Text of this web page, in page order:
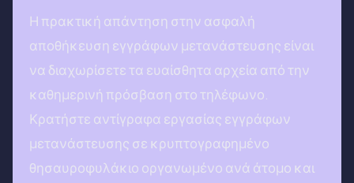
Η πρακτική απάντηση στην ασφαλή
αποθήκευση εγγράφων μετανάστευσης είναι
να διαχωρίσετε τα ευαίσθητα αρχεία από την
καθημερινή πρόσβαση στο τηλέφωνο.
Κρατήστε αντίγραφα εργασίας εγγράφων
μετανάστευσης σε κρυπτογραφημένο
θησαυροφυλάκιο οργανωμένο ανά άτομο και